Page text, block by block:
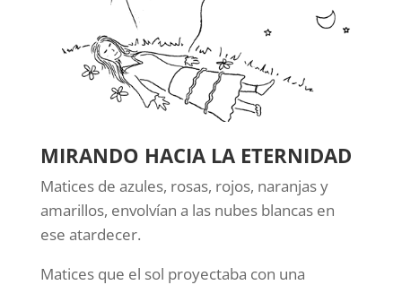
MIRANDO HACIA LA ETERNIDAD
Matices de azules, rosas, rojos, naranjas y
amarillos, envolvían a las nubes blancas en
ese atardecer.
Matices que el sol proyectaba con una